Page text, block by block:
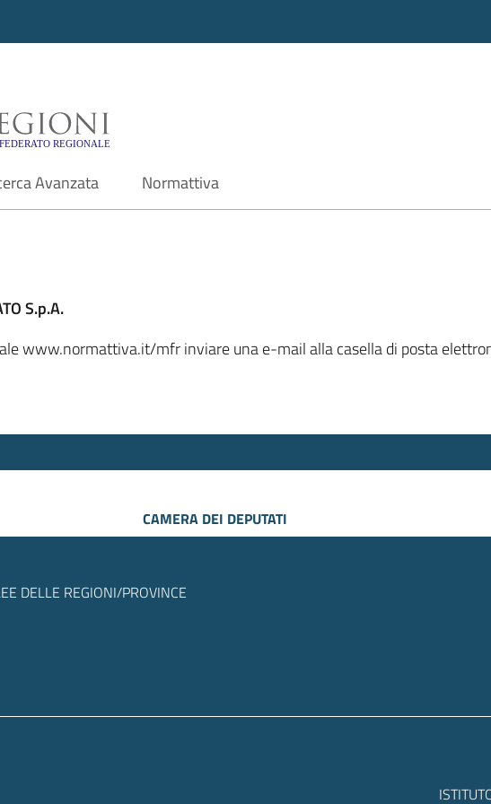
- Motore di ricerca
Avanzata Normattiva
S.p.A.
www.normattiva.it/mfr inviare una e-mail alla casella di posta
CAMERA DEI DEPUTATI
DELLE REGIONI/PROVINCE